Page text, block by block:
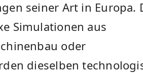
seiner Art in Europa.
Simulationen aus
oder
dieselben